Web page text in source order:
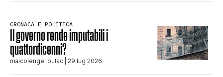
CRONACA E POLITICA
Il governo rende imputabili i
quattordicenni?
maicolengel butac | 29 lug 2026